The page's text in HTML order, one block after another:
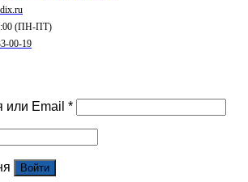
(ПН-ПТ)
00-19
или Email *
Войти